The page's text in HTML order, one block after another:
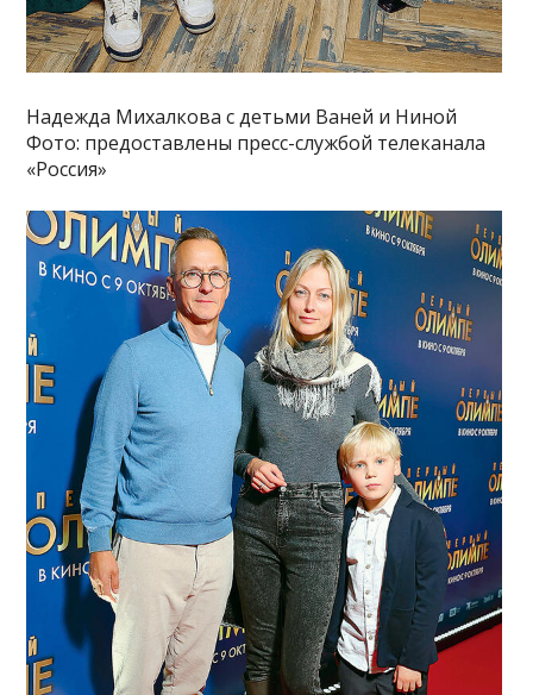
Надежда Михалкова с детьми Ваней и Ниной
Фото: предоставлены пресс-службой телеканала
«Россия»